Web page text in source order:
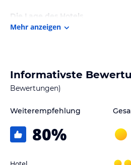
Die Lage des Hotels
Das Hotel Koala liegt in einer ruhigen
Das Hotel bietet auch einen
Erkundung anderer Teile der Insel zu
verfügen über einen eigenen Balkon,
und die Aussicht genießen können.
klimatisierten Zimmer sorgen für
Mehr anzeigen
Informativste
Bewertungen)
Weiterempfehlung
80%